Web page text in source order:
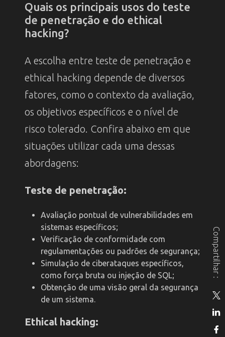
Compartilhar :
Quais os principais usos do teste
de penetração e do ethical
hacking?
A escolha entre teste de penetração e
ethical hacking depende de diversos
fatores, como o contexto da avaliação,
os objetivos específicos e o nível de
risco tolerado. Confira abaixo em que
situações utilizar cada uma dessas
abordagens:
Teste de penetração:
Avaliação pontual de vulnerabilidades em
sistemas específicos;
Verificação de conformidade com
regulamentações ou padrões de segurança;
Simulação de ciberataques específicos,
como força bruta ou injeção de SQL;
Obtenção de uma visão geral da segurança
de um sistema.
Ethical hacking: